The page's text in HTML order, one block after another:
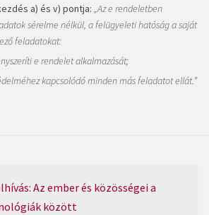
a) és v) pontja: „Az e rendeletben
sérelme nélkül, a felügyeleti hatóság a saját
feladatokat:
e rendelet alkalmazását;
kapcsolódó minden más feladatot ellát.”
Az ember és közösségei a
között